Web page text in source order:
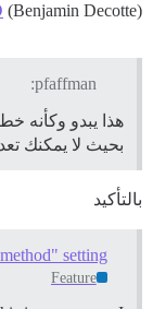
(Benjamin Decotte)
pfaffman:
هذا يبدو وكأنه
بحيث لا يمكنك
بالتأكيد
Feature